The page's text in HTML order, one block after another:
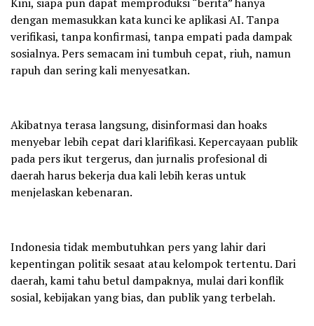
dengan memasukkan kata kunci ke aplikasi AI. Tanpa
verifikasi, tanpa konfirmasi, tanpa empati pada dampak
sosialnya. Pers semacam ini tumbuh cepat, riuh, namun
rapuh dan sering kali menyesatkan.
Akibatnya terasa langsung, disinformasi dan hoaks
menyebar lebih cepat dari klarifikasi. Kepercayaan publik
pada pers ikut tergerus, dan jurnalis profesional di
daerah harus bekerja dua kali lebih keras untuk
menjelaskan kebenaran.
Indonesia tidak membutuhkan pers yang lahir dari
kepentingan politik sesaat atau kelompok tertentu. Dari
daerah, kami tahu betul dampaknya, mulai dari konflik
sosial, kebijakan yang bias, dan publik yang terbelah.